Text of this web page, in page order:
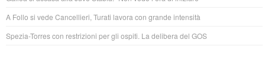
k
A Follo si vede Cancellieri, Turati lavora con grande intensità
Spezia-Torres con restrizioni per gli ospiti. La delibera del GOS